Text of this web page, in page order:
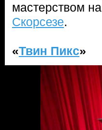
мастерством
Скорсезе.
«Твин Пикс»